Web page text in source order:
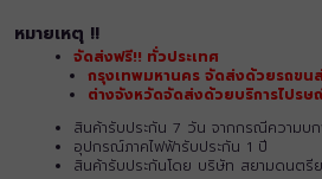
หมายเหตุ !!
จัดส่งฟรี!! ทั่วประเทศ
กรุงเทพมหานคร จัดส่งด้วยรถขน
ต่างจังหวัดจัดส่งด้วยบริการไปรษ
สินค้ารับประกัน 7 วัน จากกรณีความบ
อุปกรณ์ภาคไฟฟ้ารับประกัน 1 ปี
สินค้ารับประกันโดย บริษัท สยามดนตรีย